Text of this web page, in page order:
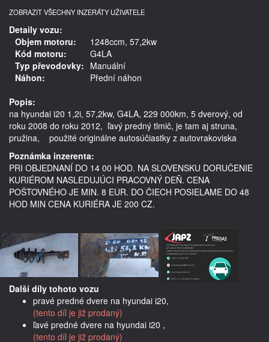
ZOBRAZIT VŠECHNY INZERÁTY UŽIVATELE
Detaily vozu:
Objem motoru:
1248ccm, 57,2kw
Kód motoru:
G4LA
Typ převodovky: Manuální
Náhon:
Přední náhon
Popis:
na hyundai i20 1,2i, 57,2kw, G4LA, 229 000km, 5 dverový, od
roku 2008 do roku 2012,  ľavý predný tlmič, je tam aj struna,
Poznámka inzerenta:
PRI OBJEDNANÍ DO 14 00 HOD. NA SLOVENSKU DORUČENIE
KURIÉROM NASLEDUJÚCI PRACOVNÝ DEŇ. CENA
POŠTOVNÉHO JE MIN. 8 EUR. DO ČIECH POSIELAME DO 48
HOD MIN CENA KURIÉRA JE 200 CZ.
Další díly tohoto vozu
pravé predné dvere na hyundai i20,
(tento díl je již prodaný)
ľavé predné dvere na hyundai i20 ,
(tento díl je již prodaný)